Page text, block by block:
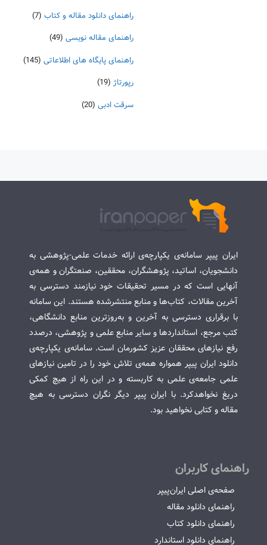
راهنمای دانلود مقاله و کتاب (7)
راهنمای مقاله نویسی (49)
راهنمای پایگاه های اطلاعاتی (145)
رپورتاژ (19)
سرقت ادبی (20)
ایران پیپر سامانه‌ی یکپارچه‌ی ارائه خدمات علمی-پژوهشی به
دانشجویان، اساتید، پژوهشگران، محققین، صنعتگران و همه‌ی
آنهایی است که در مسیر تحقیقات خود نیازمند دسترسی به
آخرین مقالات، کتاب‌ها و منابع منتشرشده هستند. این سامانه
با برقراری دسترسی به آخرین و به‌روزترین منابع دانشگاهی،
کتب مرجع، استانداردها و سایر منابع علمی و پژوهشی، درصدد
رفع نیازهای محققان عزیز کشورمان است. سامانه‌ی یکپارچه‌ی
دانلود ایران پیپر همواره همه‌ی تلاش خود را در تامین نیازهای
علمی جامعه‌ی علمی به کاربسته و در این راه از هیچ کمکی
دریغ نخواهدکرد. با ایران پیپر دیگر نگران دسترسی به هیچ
مقاله و کتابی نخواهید بود.
راهنمای کاربران
صفحه‌ی اصلی ایران‌پیپر
راهنمای دانلود مقاله
راهنمای دانلود کتاب
راهنمای دانلود استاندارد